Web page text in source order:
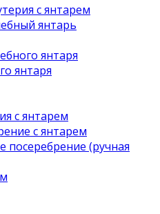
с янтарем
янтарь
янтаря
янтаря
с янтарем
с янтарем
посеребрение (ручная